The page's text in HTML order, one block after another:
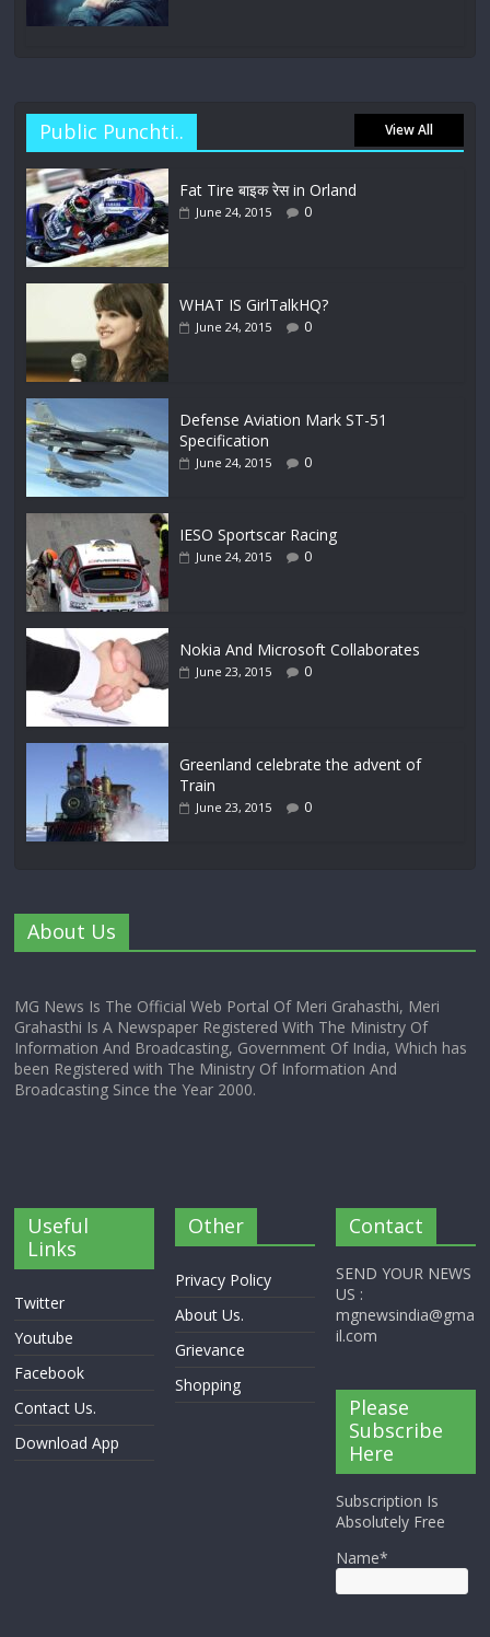
Public Punchti.. View All
Fat Tire बाइक रेस in Orland
June 24, 2015 0
WHAT IS GirlTalkHQ?
June 24, 2015 0
Defense Aviation Mark ST-51
Specification
June 24, 2015 0
IESO Sportscar Racing
June 24, 2015 0
Nokia And Microsoft Collaborates
June 23, 2015 0
Greenland celebrate the advent of
Train
June 23, 2015 0
About Us
MG News Is The Official Web Portal Of Meri Grahasthi, Meri
Grahasthi Is A Newspaper Registered With The Ministry Of
Information And Broadcasting, Government Of India, Which has
been Registered with The Ministry Of Information And
Broadcasting Since the Year 2000.
Useful
Links
Twitter
Youtube
Facebook
Contact Us.
Download App
Other
Privacy Policy
About Us.
Grievance
Shopping
Contact
SEND YOUR NEWS
US :
mgnewsindia@gma
il.com
Please
Subscribe
Here
Subscription Is
Absolutely Free
Name*